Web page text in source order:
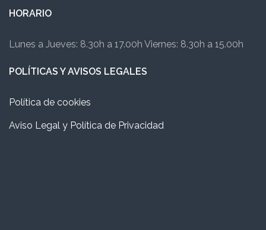
HORARIO
Lunes a Jueves: 8.30h a 17.00h Viernes: 8.30h a 15.00h
POLÍTICAS Y AVISOS LEGALES
Política de cookies
Aviso Legal y Política de Privacidad